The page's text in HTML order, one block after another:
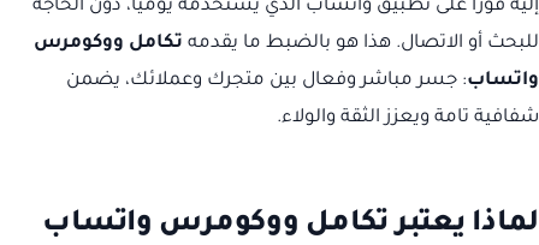
إليه فورًا على تطبيق واتساب الذي يستخدمه يوميًا، دون الحاجة
للبحث أو الاتصال. هذا هو بالضبط ما يقدمه تكامل ووكومرس
واتساب: جسر مباشر وفعال بين متجرك وعملائك، يضمن
شفافية تامة ويعزز الثقة والولاء.
لماذا يعتبر تكامل ووكومرس واتساب